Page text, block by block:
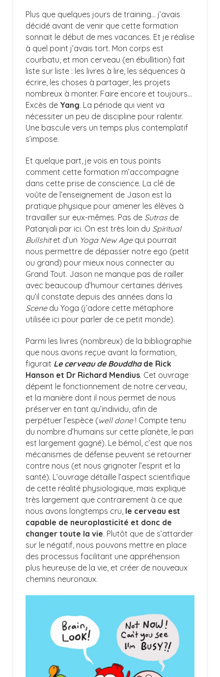
Plus que quelques jours de training… j’avais
décidé avant de venir que cette formation
sonnait le début de mes vacances. Et je réalise
à quel point j’avais tort. Mon corps est
courbatu, et mon cerveau (en ébullition) fait
liste sur liste : les livres à lire, les séquences à
écrire, les choses à partager, les projets
nombreux à monter. Faire encore et toujours…
Excès de Yang. La période qui vient va
nécessiter un peu de discipline pour ralentir.
Une bascule vers un temps plus contemplatif
s’impose.
Et quelque part, je vois en tous points
comment cette formation m’accompagne
dans cette prise de conscience. La clé de
voûte de l’enseignement de Jason est la
pratique physique pour amener les élèves à
travailler sur eux-mêmes. Pas de Sutras de
Patanjali par ici. On est très loin du Spiritual
Bullshitet d’un Yoga New Agequi pourrait
nous permettre de dépasser notre ego (petit
ou grand) pour mieux nous connecter au
Grand Tout. Jason ne manque pas de railler
avec beaucoup d’humour certaines dérives
qu’il constate depuis des années dans la
Scene du Yoga (j’adore cette métaphore
utilisée ici pour parler de ce petit monde).
Parmi les livres (nombreux) de la bibliographie
que nous avons reçue avant la formation,
figurait Le cerveau de Bouddha de Rick
Hanson et Dr Richard Mendius. Cet ouvrage
dépeint le fonctionnement de notre cerveau,
et la manière dont il nous permet de nous
préserver en tant qu’individu, afin de
perpétuer l’espèce (well done! Compte tenu
du nombre d’humains sur cette planète, le pari
est largement gagné). Le bémol, c’est que nos
mécanismes de défense peuvent se retourner
contre nous (et nous grignoter l’esprit et la
santé). L’ouvrage détaille l’aspect scientifique
de cette réalité physiologique, mais explique
très largement que contrairement à ce que
nous avons longtemps cru, le cerveau est
capable de neuroplasticité et donc de
changer toute la vie. Plutôt que de s’attarder
sur le négatif, nous pouvons mettre en place
des processus facilitant une appréhension
plus heureuse de la vie, et créer de nouveaux
chemins neuronaux.